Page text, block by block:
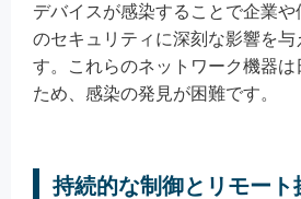
デバイスが感染することで企業や
のセキュリティに深刻な影響を与
す。これらのネットワーク機器は
ため、感染の発見が困難です。
持続的な制御とリモート